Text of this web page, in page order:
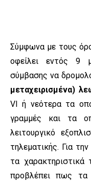
Σύμφωνα με τους
οφείλει εντός 9
σύμβασης να
μεταχειρισμένα)
VI ή νεότερα τα
γραμμές και τα
λειτουργικό
τηλεματικής. Για
τα
προβλέπει πως τα